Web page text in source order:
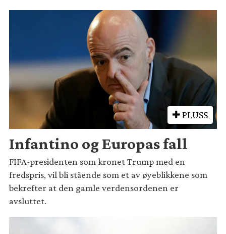
PLUSS
Infantino og Europas fall
FIFA-presidenten som kronet Trump med en
fredspris, vil bli stående som et av øyeblikkene som
bekrefter at den gamle verdensordenen er
avsluttet.